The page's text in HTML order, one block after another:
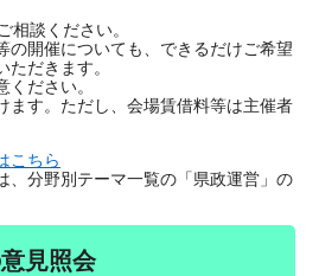
談ください。
開催についても、できるだけご希望
だきます。
ださい。
す。ただし、会場賃借料等は主催者
こちら
、分野別テーマ一覧の「県政運営」の
見照会